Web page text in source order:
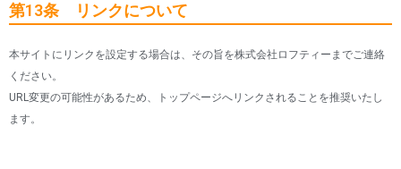
第13条 リンクについて
本サイトにリンクを設定する場合は、その旨を株式会社ロフティーまでご連絡
ください。
URL変更の可能性があるため、トップページへリンクされることを推奨いたし
ます。